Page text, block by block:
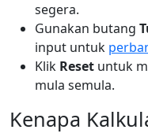
segera.
Gunakan butang
input untuk
Klik Reset untuk
mula semula.
Kenapa